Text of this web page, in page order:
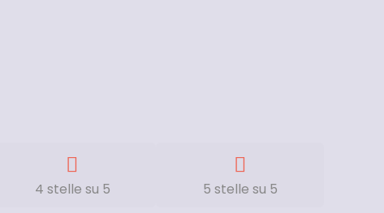
4 stelle su 5 5 stelle su 5